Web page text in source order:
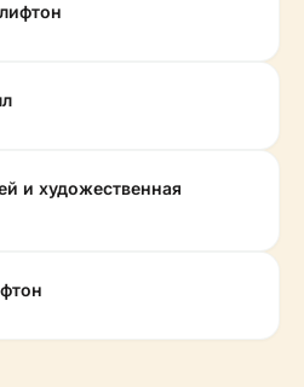
и художественная